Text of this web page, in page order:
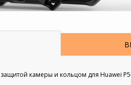
камеры и кольцом для Huawei